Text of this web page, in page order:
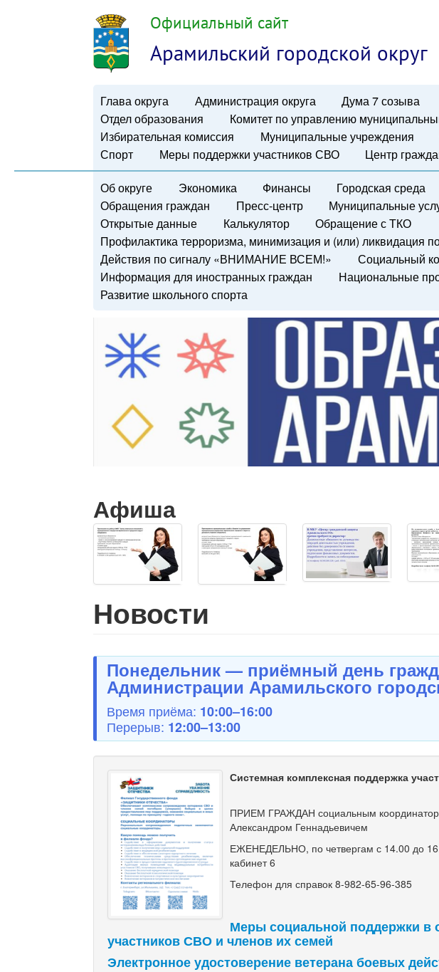
Официальный сайт
Арамильский городской округ
Глава округа Администрация округа Дума 7 созыва
Отдел образования
Комитет по управлению
Избирательная комиссия
Муниципальные учреждения
Спорт
Меры поддержки участников СВО Центр
Об округе Экономика Финансы Городская среда
Обращения граждан
Пресс-центр Муниципальные
Открытые данные
Калькулятор
Обращение с ТКО
Профилактика терроризма, минимизация и (или) ликвидация
Действия по сигналу «ВНИМАНИЕ ВСЕМ!»
Социальный
Информация для иностранных граждан
Национальные
Развитие школьного спорта
Афиша
Новости
Понедельник — приёмный день
Администрации Арамильского
Время приёма: 10:00–16:00
Перерыв: 12:00–13:00
Системная комплексная поддержка
ПРИЕМ ГРАЖДАН социальным
Александром Геннадьевичем
ЕЖЕНЕДЕЛЬНО, по четвергам с 14.00 до
кабинет 6
Телефон для справок 8-982-65-96-385
Меры социальной поддержки в
участников СВО и членов их семей
Электронное удостоверение ветерана боевых